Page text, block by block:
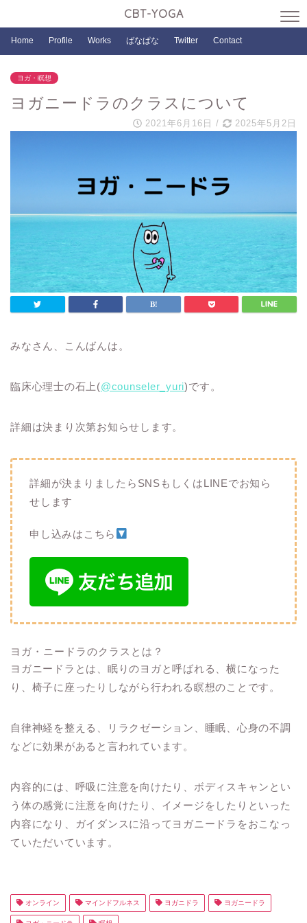
CBT-YOGA
Home Profile Works ばなぱな Twitter Contact
ヨガ・瞑想
ヨガニードラのクラスについて
2021年6月16日 / 2025年5月2日
みなさん、こんばんは。
臨床心理士の石上(@counseler_yuri)です。
詳細は決まり次第お知らせします。
詳細が決まりましたらSNSもしくはLINEでお知ら
せします
申し込みはこちら
ヨガ・ニードラのクラスとは？
ヨガニードラとは、眠りのヨガと呼ばれる、横になった
り、椅子に座ったりしながら行われる瞑想のことです。
自律神経を整える、リラクゼーション、睡眠、心身の不調
などに効果があると言われています。
内容的には、呼吸に注意を向けたり、ボディスキャンとい
う体の感覚に注意を向けたり、イメージをしたりといった
内容になり、ガイダンスに沿ってヨガニードラをおこなっ
ていただいています。
オンライン マインドフルネス ヨガニドラ ヨガニードラ